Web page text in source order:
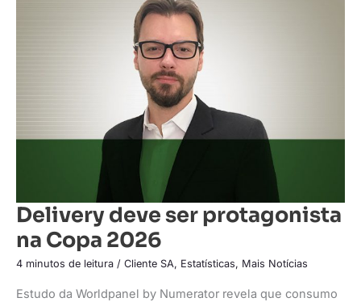
Delivery deve ser protagonista
na Copa 2026
4 minutos de leitura / Cliente SA, Estatísticas, Mais Notícias
Estudo da Worldpanel by Numerator revela que consumo